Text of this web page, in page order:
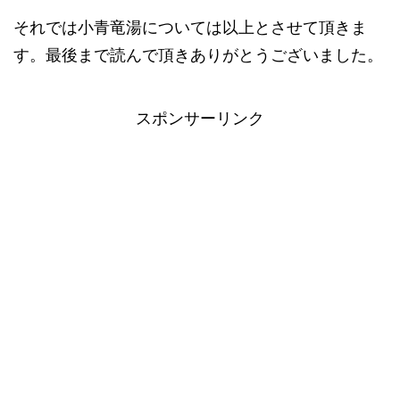
それでは小青竜湯については以上とさせて頂きま
す。最後まで読んで頂きありがとうございました。
スポンサーリンク